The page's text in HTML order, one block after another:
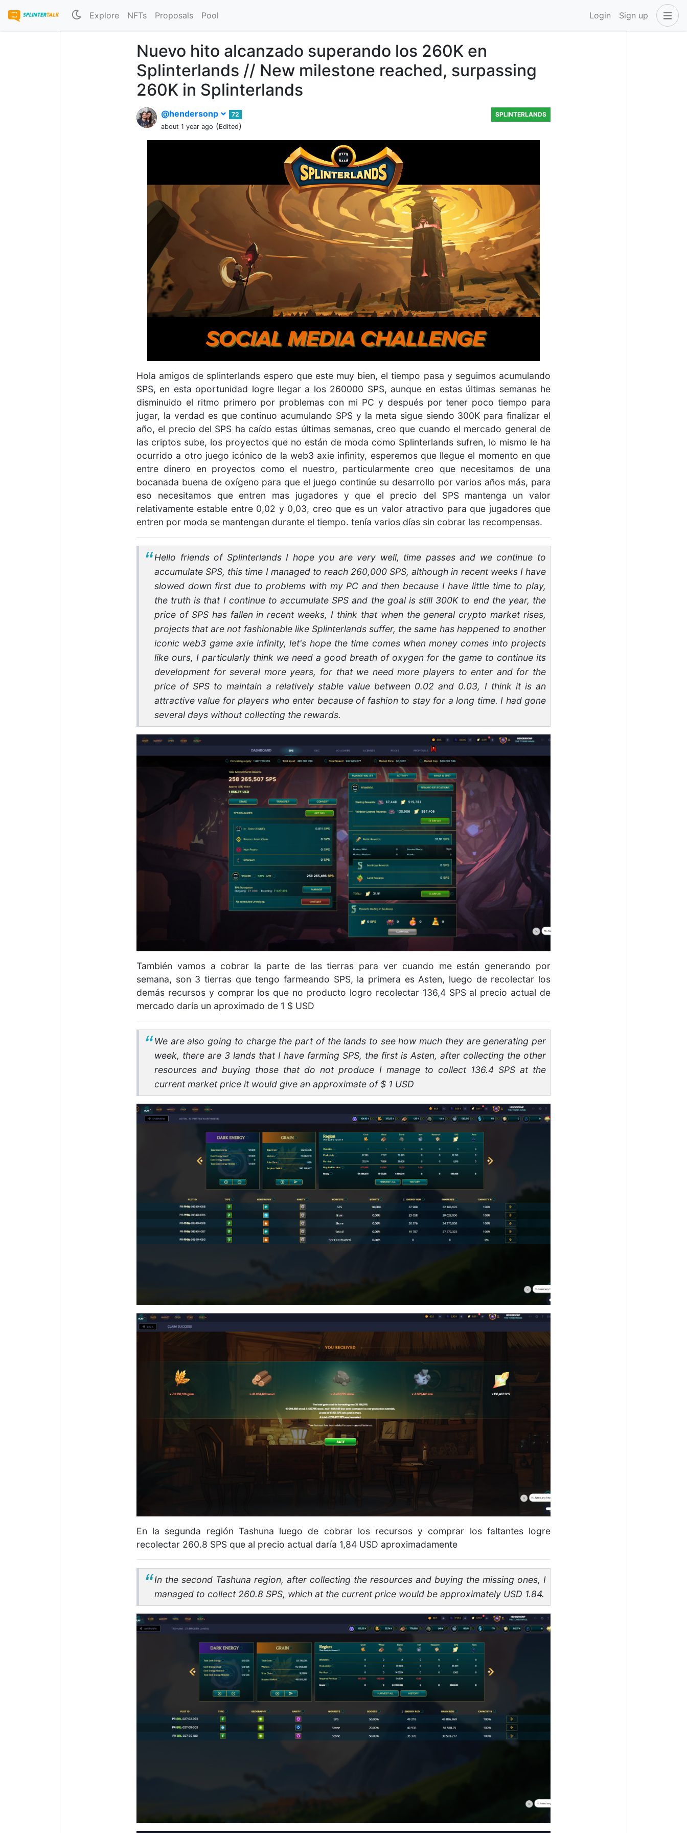
Explore NFTs Proposals Pool Login Sign up
Nuevo hito alcanzado superando los 260K en
Splinterlands // New milestone reached, surpassing
260K in Splinterlands
@hendersonp
72
about 1 year ago (Edited)
SPLINTERLANDS
Hola amigos de splinterlands espero que este muy bien, el tiempo pasa y seguimos acumulando
SPS, en esta oportunidad logre llegar a los 260000 SPS, aunque en estas últimas semanas he
disminuido el ritmo primero por problemas con mi PC y después por tener poco tiempo para
jugar, la verdad es que continuo acumulando SPS y la meta sigue siendo 300K para finalizar el
año, el precio del SPS ha caído estas últimas semanas, creo que cuando el mercado general de
las criptos sube, los proyectos que no están de moda como Splinterlands sufren, lo mismo le ha
ocurrido a otro juego icónico de la web3 axie infinity, esperemos que llegue el momento en que
entre dinero en proyectos como el nuestro, particularmente creo que necesitamos de una
bocanada buena de oxígeno para que el juego continúe su desarrollo por varios años más, para
eso necesitamos que entren mas jugadores y que el precio del SPS mantenga un valor
relativamente estable entre 0,02 y 0,03, creo que es un valor atractivo para que jugadores que
entren por moda se mantengan durante el tiempo. tenía varios días sin cobrar las recompensas.
Hello friends of Splinterlands I hope you are very well, time passes and we continue to
accumulate SPS, this time I managed to reach 260,000 SPS, although in recent weeks I have
slowed down first due to problems with my PC and then because I have little time to play,
the truth is that I continue to accumulate SPS and the goal is still 300K to end the year, the
price of SPS has fallen in recent weeks, I think that when the general crypto market rises,
projects that are not fashionable like Splinterlands suffer, the same has happened to another
iconic web3 game axie infinity, let's hope the time comes when money comes into projects
like ours, I particularly think we need a good breath of oxygen for the game to continue its
development for several more years, for that we need more players to enter and for the
price of SPS to maintain a relatively stable value between 0.02 and 0.03, I think it is an
attractive value for players who enter because of fashion to stay for a long time. I had gone
several days without collecting the rewards.
También vamos a cobrar la parte de las tierras para ver cuando me están generando por
semana, son 3 tierras que tengo farmeando SPS, la primera es Asten, luego de recolectar los
demás recursos y comprar los que no producto logro recolectar 136,4 SPS al precio actual de
mercado daría un aproximado de 1 $ USD
We are also going to charge the part of the lands to see how much they are generating per
week, there are 3 lands that I have farming SPS, the first is Asten, after collecting the other
resources and buying those that do not produce I manage to collect 136.4 SPS at the
current market price it would give an approximate of $ 1 USD
En la segunda región Tashuna luego de cobrar los recursos y comprar los faltantes logre
recolectar 260.8 SPS que al precio actual daría 1,84 USD aproximadamente
In the second Tashuna region, after collecting the resources and buying the missing ones, I
managed to collect 260.8 SPS, which at the current price would be approximately USD 1.84.